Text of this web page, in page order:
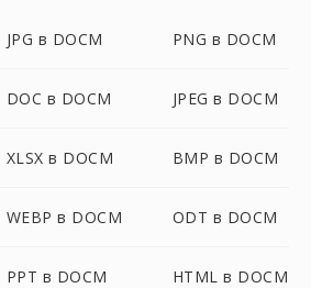
JPG в DOCM PNG в DOCM
DOC в DOCM JPEG в DOCM
XLSX в DOCM BMP в DOCM
WEBP в DOCM ODT в DOCM
PPT в DOCM HTML в DOCM